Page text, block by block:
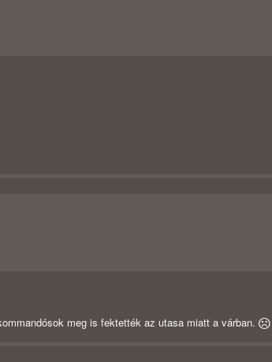
meg is fektették az utasa miatt a várban.